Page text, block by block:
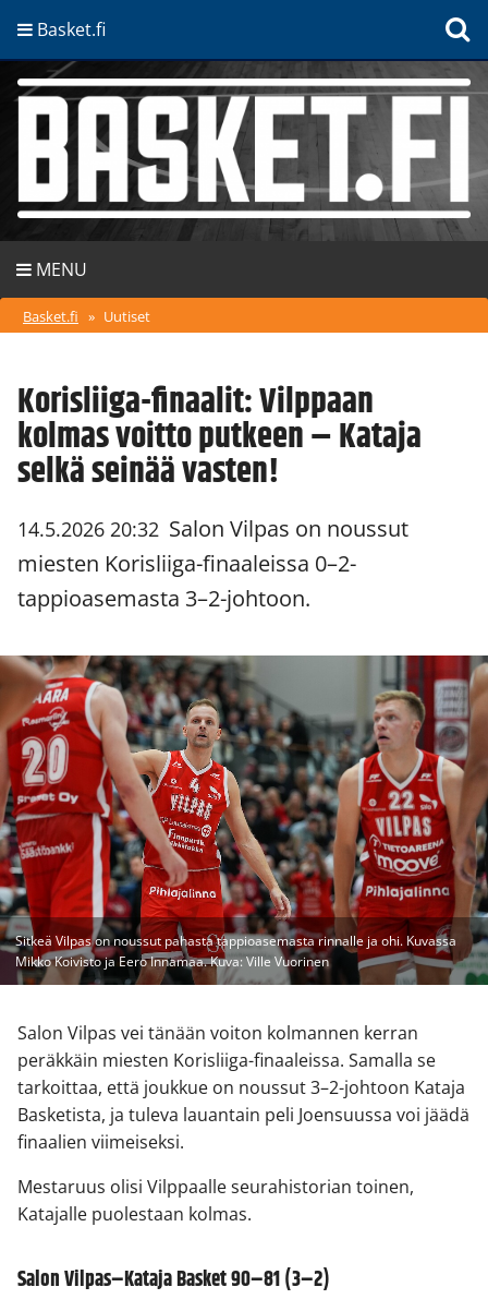
Basket.fi
MENU
Basket.fi » Uutiset
Korisliiga-finaalit: Vilppaan
kolmas voitto putkeen – Kataja
selkä seinää vasten!
14.5.2026 20:32 Salon Vilpas on noussut
miesten Korisliiga-finaaleissa 0–2-
tappioasemasta 3–2-johtoon.
Sitkeä Vilpas on noussut pahasta tappioasemasta rinnalle ja ohi. Kuvassa
Mikko Koivisto ja Eero Innamaa. Kuva: Ville Vuorinen
Salon Vilpas vei tänään voiton kolmannen kerran
peräkkäin miesten Korisliiga-finaaleissa. Samalla se
tarkoittaa, että joukkue on noussut 3–2-johtoon Kataja
Basketista, ja tuleva lauantain peli Joensuussa voi jäädä
finaalien viimeiseksi.
Mestaruus olisi Vilppaalle seurahistorian toinen,
Katajalle puolestaan kolmas.
Salon Vilpas–Kataja Basket 90–81 (3–2)